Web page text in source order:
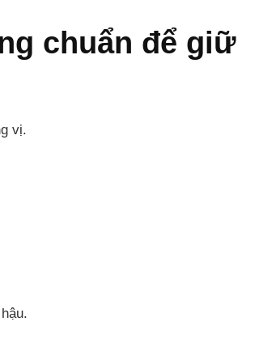
chuẩn để giữ
vị.